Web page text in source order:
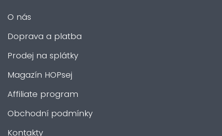
O nás
Doprava a platba
Prodej na splátky
Magazín HOPsej
Affiliate program
Obchodní podmínky
Kontakty